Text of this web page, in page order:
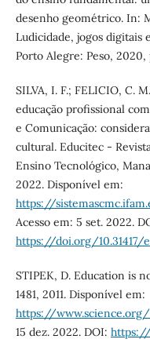
desenho geométrico. In:
Ludicidade, jogos digitais
Porto Alegre: Peso, 2020,
SILVA, I. F.; FELICIO, C.
educação profissional
e Comunicação:
cultural. Educitec -
Ensino Tecnológico,
2022. Disponível em:
https://
Acesso em: 5 set. 2022.
https://doi.org/10.31417/
STIPEK, D. Education is
1481, 2011. Disponível em:
https://www.science.org/
15 dez. 2022. DOI: https://